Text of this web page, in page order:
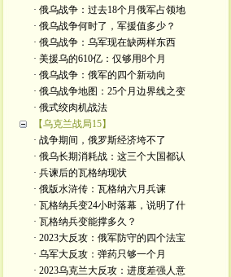
· 俄乌战争：过去18个月俄军占领地
· 俄乌战争何时了，军援值多少？
· 俄乌战争：乌军现在缺两样东西
· 美援乌的610亿：仅够用8个月
· 俄乌战争：俄军的四个新动向
· 俄乌战争地图：25个月边界线之变
· 俄式绞肉机战法
【乌克兰战局15】
· 战争期间，俄罗斯经济垮不了
· 俄乌长期消耗战：这三个大国都认
· 兵谏后的瓦格纳现状
· 俄版水浒传：瓦格纳六月兵谏
· 瓦格纳兵变24小时落幕，说明了什
· 瓦格纳兵变能撑多久？
· 2023大反攻：俄军防守的四个法宝
· 乌军大反攻：弹药只够一个月
· 2023乌克兰大反攻：进度差强人意